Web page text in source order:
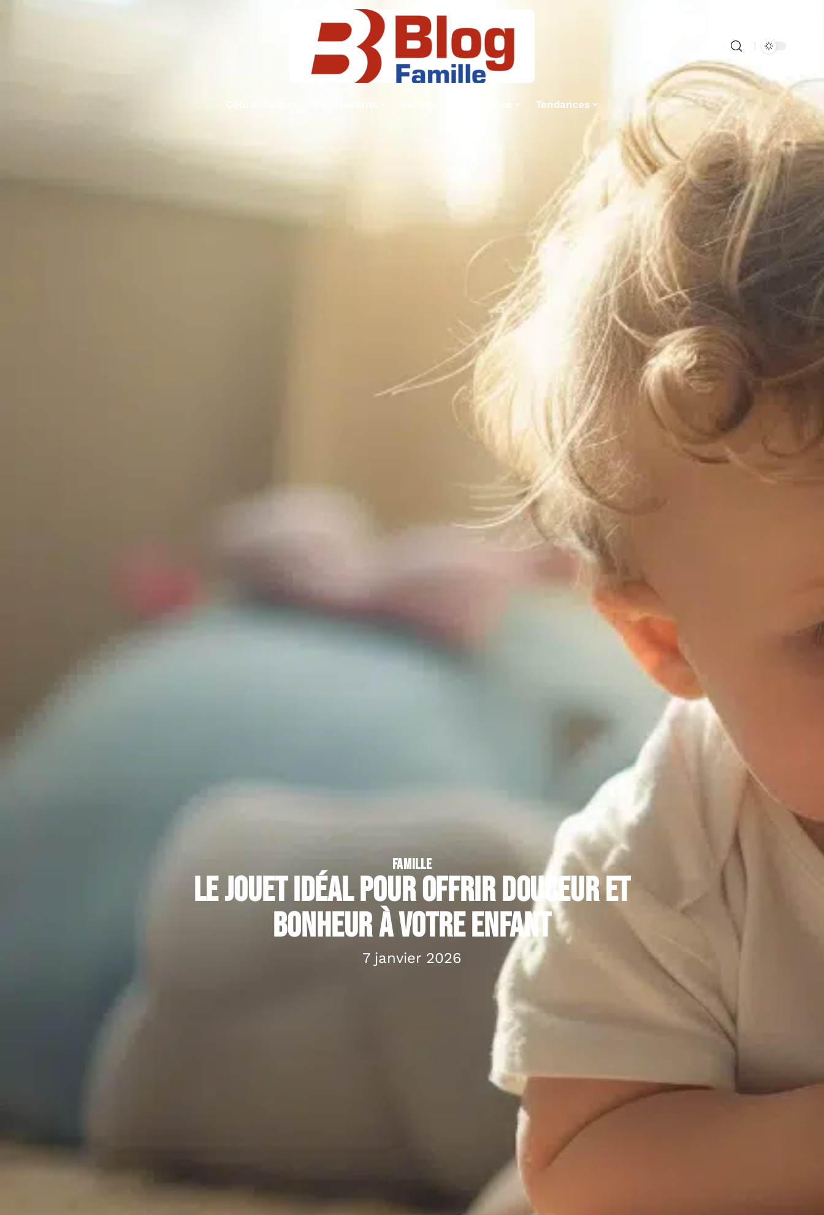
Tendances
FAMILLE
Le jouet idéal pour offrir douceur et
bonheur à votre enfant
7 janvier 2026